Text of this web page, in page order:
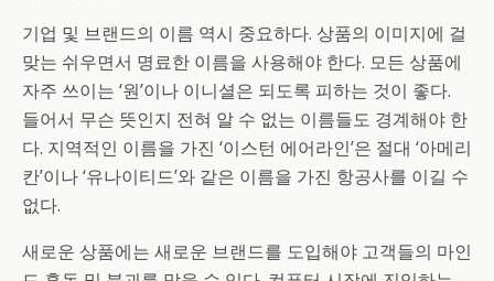
기업 및 브랜드의 이름 역시 중요하다. 상품의 이미지에 걸
맞는 쉬우면서 명료한 이름을 사용해야 한다. 모든 상품에
자주 쓰이는 ‘원’이나 이니셜은 되도록 피하는 것이 좋다.
들어서 무슨 뜻인지 전혀 알 수 없는 이름들도 경계해야 한
다. 지역적인 이름을 가진 ‘이스턴 에어라인’은 절대 ‘아메리
칸’이나 ‘유나이티드’와 같은 이름을 가진 항공사를 이길 수
없다.
새로운 상품에는 새로운 브랜드를 도입해야 고객들의 마인